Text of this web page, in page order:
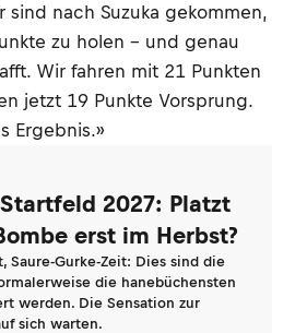
sind nach Suzuka gekommen,
zu holen – und genau
Wir fahren mit 21 Punkten
jetzt 19 Punkte Vorsprung.
Ergebnis.»
Startfeld 2027: Platzt
erst im Herbst?
Saure-Gurke-Zeit: Dies sind die
die hanebüchensten
werden. Die Sensation zur
sich warten.